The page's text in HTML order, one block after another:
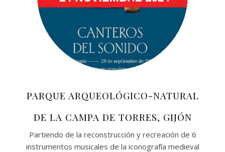
PARQUE ARQUEOLÓGICO-NATURAL
DE LA CAMPA DE TORRES, GIJÓN
Partiendo de la reconstrucción y recreación de 6
instrumentos musicales de la iconografía medieval